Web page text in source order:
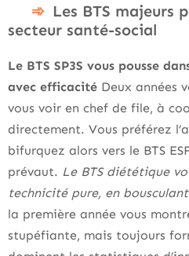
Les BTS majeurs
secteur santé-social
Le BTS SP3S vous pousse
avec efficacité Deux années
vous voir en chef de file, à
directement. Vous préférez
bifurquez alors vers le BTS
prévaut. Le BTS diététique
technicité pure, en
la première année vous
stupéfiante, mais toujours